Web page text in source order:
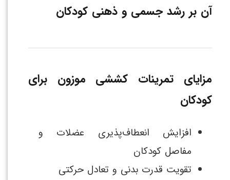
آن بر رشد جسمی و ذهنی کودکان
مزایای تمرینات کششی موزون برای
کودکان
افزایش انعطاف‌پذیری عضلات و
مفاصل کودکان
تقویت قدرت بدنی و تعادل حرکتی